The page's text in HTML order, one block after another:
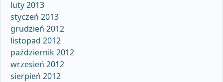
luty 2013
styczeń 2013
grudzień 2012
listopad 2012
październik 2012
wrzesień 2012
sierpień 2012